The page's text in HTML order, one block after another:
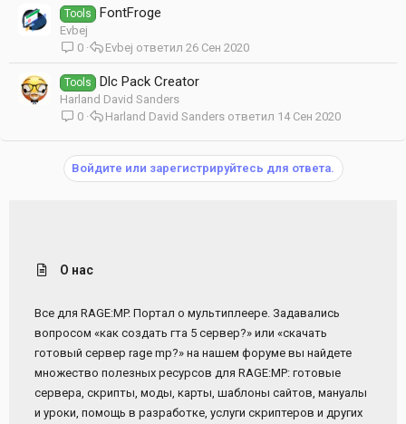
Tools FontFroge
Evbej
0
26 Сен 2020
Evbej
Tools Dlc Pack Creator
Harland David Sanders
0
14 Сен 2020
Harland David Sanders
Войдите или зарегистрируйтесь для ответа.
О нас
Все для RAGE:MP. Портал о мультиплеере. Задавались
вопросом «как создать гта 5 сервер?» или «скачать
готовый сервер rage mp?» на нашем форуме вы найдете
множество полезных ресурсов для RAGE:MP: готовые
сервера, скрипты, моды, карты, шаблоны сайтов, мануалы
и уроки, помощь в разработке, услуги скриптеров и других